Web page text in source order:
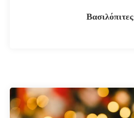
Βασιλόπιτες